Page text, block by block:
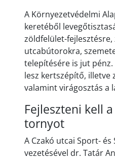
A Környezetvédelmi
keretéből
zöldfelület-fejlesztésre,
utcabútorokra,
telepítésére is jut
lesz kertszépítő, illetve
valamint virágosztás a
Fejleszteni kell
tornyot
A Czakó utcai Sport-
vezetésével dr. Tatár